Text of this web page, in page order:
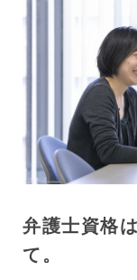
弁護士資格
て。